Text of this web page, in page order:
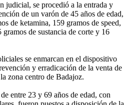
judicial, se procedió a la entrada y
de un varón de 45 años de edad,
de ketamina, 159 gramos de speed,
de sustancia de corte y 16
se enmarcan en el dispositivo
y erradicación de la venta de
zona centro de Badajoz.
entre 23 y 69 años de edad, con